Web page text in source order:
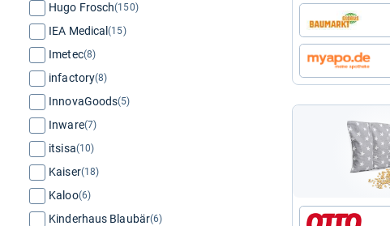
Hugo Frosch(150)
IEA Medical(15)
Imetec(8)
infactory(8)
InnovaGoods(5)
Inware(7)
itsisa(10)
Kaiser(18)
Kaloo(6)
Kinderhaus Blaubär(6)